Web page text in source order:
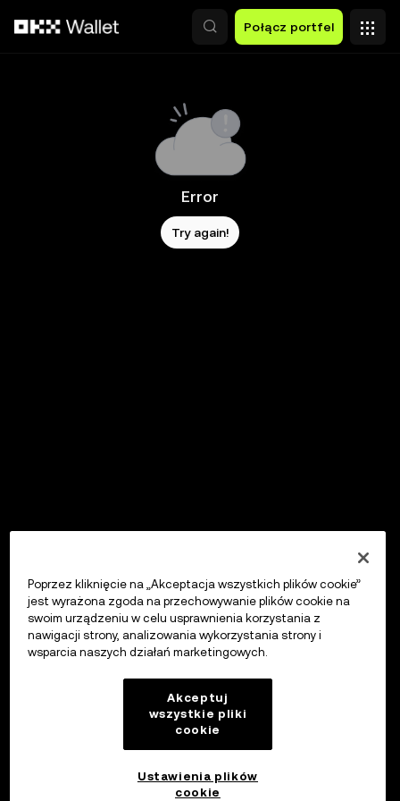
Połącz portfel
Error
Try again!
Poprzez kliknięcie na „Akceptacja wszystkich plików cookie”
jest wyrażona zgoda na przechowywanie plików cookie na
swoim urządzeniu w celu usprawnienia korzystania z
nawigacji strony, analizowania wykorzystania strony i
wsparcia naszych działań marketingowych.
Akceptuj
wszystkie pliki
cookie
Ustawienia plików
cookie